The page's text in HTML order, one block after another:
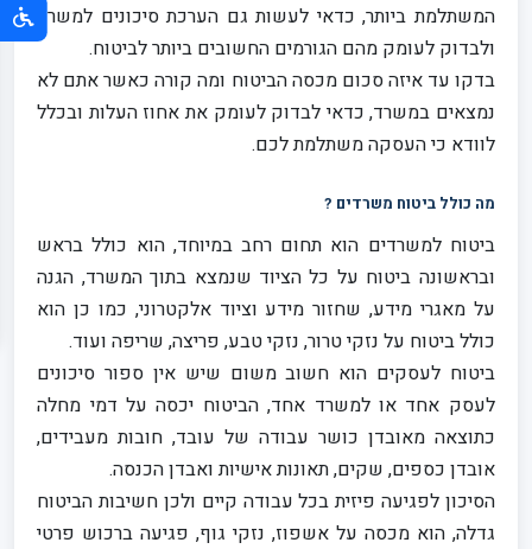
המשתלמת ביותר, כדאי לעשות גם הערכת סיכונים למשרד
ולבדוק לעומק מהם הגורמים החשובים ביותר לביטוח.
בדקו עד איזה סכום מכסה הביטוח ומה קורה כאשר אתם לא
נמצאים במשרד, כדאי לבדוק לעומק את אחוז העלות ובכלל
לוודא כי העסקה משתלמת לכם.
מה כולל ביטוח משרדים ?
ביטוח למשרדים הוא תחום רחב במיוחד, הוא כולל בראש
ובראשונה ביטוח על כל הציוד שנמצא בתוך המשרד, הגנה
על מאגרי מידע, שחזור מידע וציוד אלקטרוני, כמו כן הוא
כולל ביטוח על נזקי טרור, נזקי טבע, פריצה, שריפה ועוד.
ביטוח לעסקים הוא חשוב משום שיש אין ספור סיכונים
לעסק אחד או למשרד אחד, הביטוח יכסה על דמי מחלה
כתוצאה מאובדן כושר עבודה של עובד, חובות מעבידים,
אובדן כספים, שקים, תאונות אישיות ואבדן הכנסה.
הסיכון לפגיעה פיזית בכל עבודה קיים ולכן חשיבות הביטוח
גדלה, הוא מכסה על אשפוז, נזקי גוף, פגיעה ברכוש פרטי